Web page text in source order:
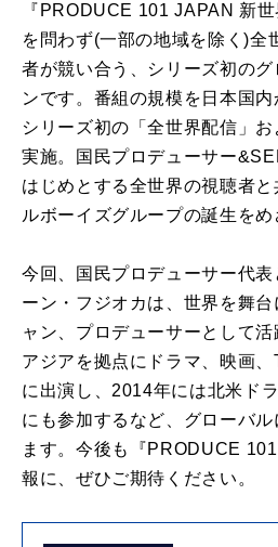
『PRODUCE 101 JAPAN 新
を問わず(一部の地域を除く)全
者が競い合う、シリーズ初の
ンです。番組の規模を日本国内
シリーズ初の「全世界配信」
実施。国民プロデューサー
はじめとする全世界の視聴者
ルボーイズグループの誕生をめ
今回、国民プロデューサー代
ーン・フジオカは、世界を舞
ャン、プロデューサーとして活
アジアを拠点にドラマ、映画
に出演し、2014年には北米ド
にも参加するなど、グローバ
ます。今後も『PRODUCE
報に、ぜひご期待ください。